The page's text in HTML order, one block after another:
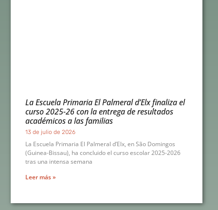
La Escuela Primaria El Palmeral d’Elx finaliza el
curso 2025-26 con la entrega de resultados
académicos a las familias
13 de julio de 2026
La Escuela Primaria El Palmeral d’Elx, en São Domingos
(Guinea-Bissau), ha concluido el curso escolar 2025-2026
tras una intensa semana
Leer más »